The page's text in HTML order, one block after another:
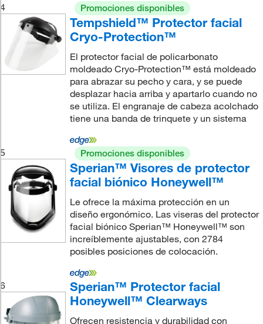
4 Promociones disponibles
Tempshield™ Protector facial
Cryo-Protection™
El protector facial de policarbonato
moldeado Cryo-Protection™ está moldeado
para abrazar su pecho y cara, y se puede
desplazar hacia arriba y apartarlo cuando no
se utiliza. El engranaje de cabeza acolchado
tiene una banda de trinquete y un sistema
5 Promociones disponibles
Sperian™ Visores de protector
facial biónico Honeywell™
Le ofrece la máxima protección en un
diseño ergonómico. Las viseras del protector
facial biónico Sperian™ Honeywell™ son
increíblemente ajustables, con 2784
posibles posiciones de colocación.
6
Sperian™ Protector facial
Honeywell™ Clearways
Ofrecen resistencia y durabilidad con